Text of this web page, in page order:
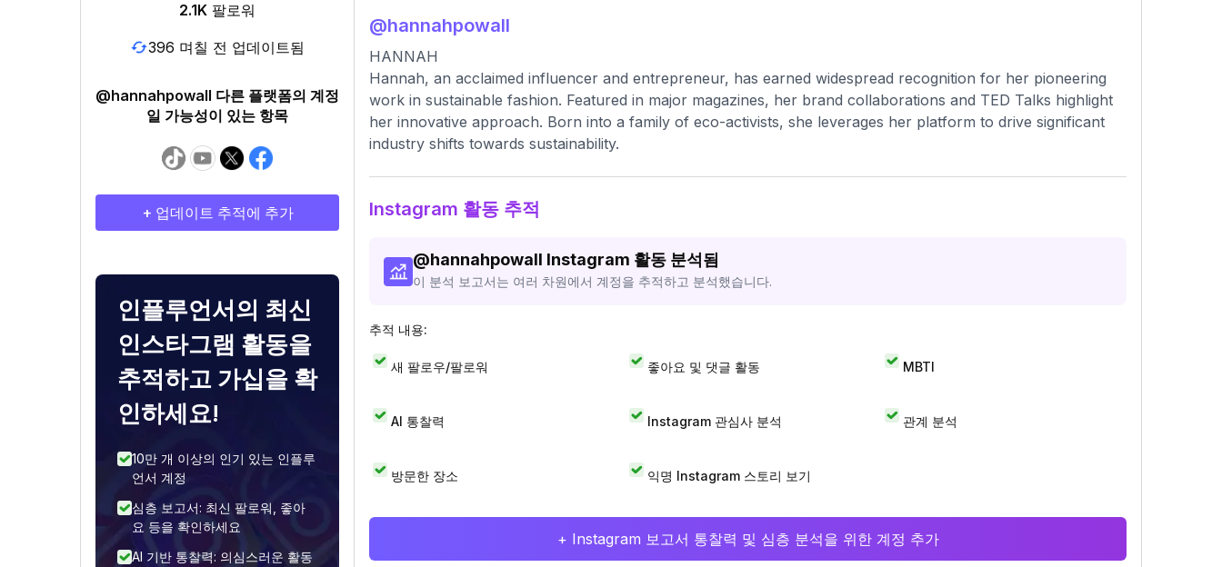
2.1K 팔로워
396 며칠 전 업데이트됨
@hannahpowall 다른 플랫폼의 계정
일 가능성이 있는 항목
+ 업데이트 추적에 추가
인플루언서의 최신
인스타그램 활동을
추적하고 가십을 확
인하세요!
10만 개 이상의 인기 있는 인플루
언서 계정
심층 보고서: 최신 팔로워, 좋아
요 등을 확인하세요
AI 기반 통찰력: 의심스러운 활동
@hannahpowall
HANNAH
Hannah, an acclaimed influencer and entrepreneur, has earned widespread recognition for her pioneering
work in sustainable fashion. Featured in major magazines, her brand collaborations and TED Talks highlight
her innovative approach. Born into a family of eco-activists, she leverages her platform to drive significant
industry shifts towards sustainability.
Instagram 활동 추적
@hannahpowall Instagram 활동 분석됨
이 분석 보고서는 여러 차원에서 계정을 추적하고 분석했습니다.
추적 내용:
새 팔로우/팔로워 좋아요 및 댓글 활동 MBTI
AI 통찰력 Instagram 관심사 분석 관계 분석
방문한 장소 익명 Instagram 스토리 보기
+ Instagram 보고서 통찰력 및 심층 분석을 위한 계정 추가